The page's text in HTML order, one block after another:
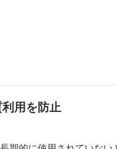
用を防止